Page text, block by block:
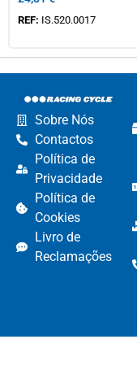
REF: IS.520.0017
Sobre Nós
Contactos
Política de
Privacidade
Política de
Cookies
Livro de
Reclamações